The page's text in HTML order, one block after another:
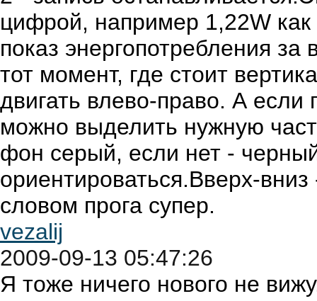
цифрой, например 1,22W
показ энергопотребления
тот момент, где стоит
двигать влево-право. А
можно выделить нужную
фон серый, если нет -
ориентироваться.Вверх-
словом прога супер.
vezalij
2009-09-13 05:47:26
Я тоже ничего нового не